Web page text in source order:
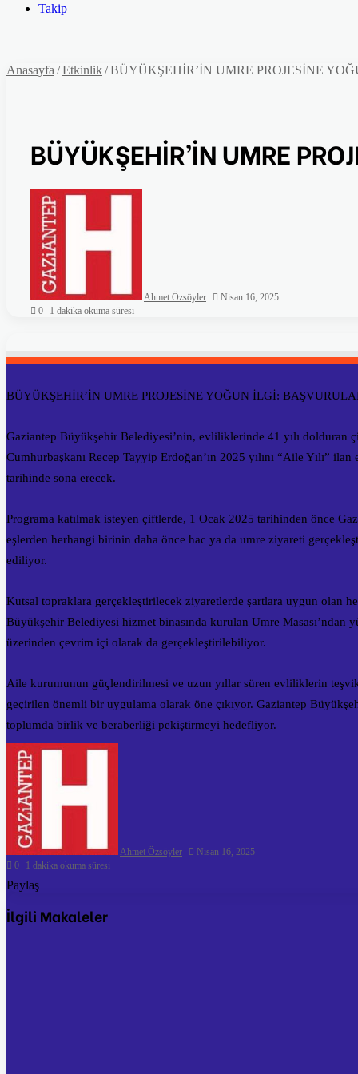
...
Ol
Takip
Anasayfa /Etkinlik/BÜYÜKŞEHİR’İN UMRE PROJESİNE
BÜYÜKŞEHİR’İN UMRE
Ahmet Özsöyler
Nisan 16, 2025
0
1 dakika okuma süresi
BÜYÜKŞEHİR’İN UMRE PROJESİNE YOĞUN İLGİ:
Gaziantep Büyükşehir Belediyesi’nin, evliliklerinde 41 yılı
Cumhurbaşkanı Recep Tayyip Erdoğan’ın 2025 yılını “Aile Yılı”
tarihinde sona erecek.
Programa katılmak isteyen çiftlerde, 1 Ocak 2025 tarihinden önce
eşlerden herhangi birinin daha önce hac ya da umre ziyareti
ediliyor.
Kutsal topraklara gerçekleştirilecek ziyaretlerde şartlara uygun olan
Büyükşehir Belediyesi hizmet binasında kurulan Umre
üzerinden çevrim içi olarak da gerçekleştirilebiliyor.
Aile kurumunun güçlendirilmesi ve uzun yıllar süren evliliklerin
geçirilen önemli bir uygulama olarak öne çıkıyor. Gaziantep
toplumda birlik ve beraberliği pekiştirmeyi hedefliyor.
Ahmet Özsöyler
Nisan 16, 2025
0
1 dakika okuma süresi
Paylaş
Posta
İlgili Makaleler